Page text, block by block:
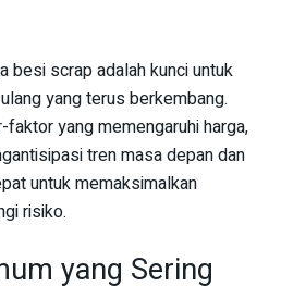
besi scrap adalah kunci untuk
yang terus berkembang.
yang memengaruhi harga,
tren masa depan dan
untuk memaksimalkan
risiko.
yang Sering